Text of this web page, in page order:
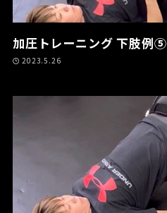
加圧トレーニング 下肢例⑤
2023.5.26